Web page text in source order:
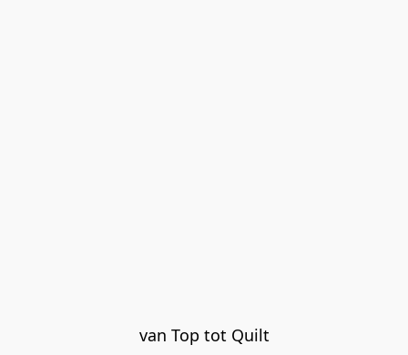
van Top tot Quilt